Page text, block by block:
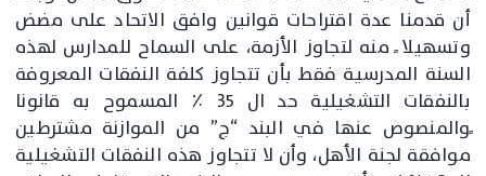
أن قدمنا عدة اقتراحات قوانين وافق الاتحاد على مضض
وتسهيلا ً منه لتجاوز الأزمة، على السماح للمدارس لهذه
السنة المدرسية فقط بأن تتجاوز كلفة النفقات المعروفة
بالنفقات التشغيلية حد ال ٣٥ ٪ المسموح به قانونا
ًوالمنصوص عنها في البند “ج” من الموازنة مشترطين
موافقة لجنة الأهل، وأن لا تتجاوز هذه النفقات التشغيلية